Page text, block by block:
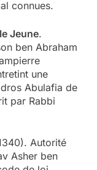
connues.
Jeune.
ben Abraham
une
Abulafia de
par Rabbi
Autorité
Asher ben